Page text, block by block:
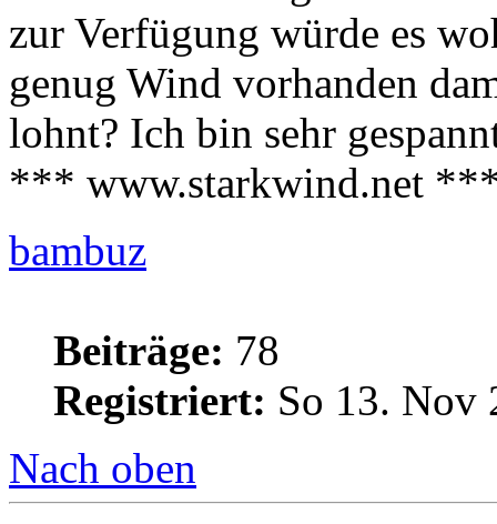
zur Verfügung würde es
genug Wind vorhanden
lohnt? Ich bin sehr
*** www.starkwind.net
bambuz
Beiträge: 78
Registriert: So 13. Nov
Nach oben